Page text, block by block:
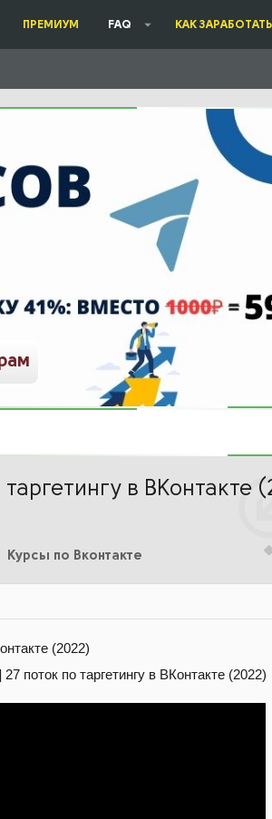
ПРЕМИУМ FAQ КАК
в ВКонтакте
Курсы по Вконтакте
(2022)